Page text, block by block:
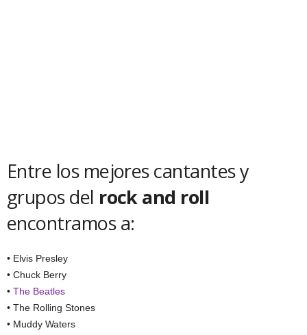
Entre los mejores cantantes y
grupos del rock and roll
encontramos a:
• Elvis Presley
• Chuck Berry
• The Beatles
• The Rolling Stones
• Muddy Waters